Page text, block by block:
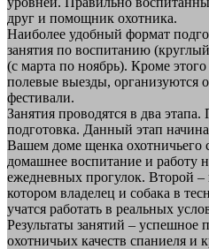
друг и помощник охотника.
Наиболее удобный формат
занятия по воспитанию
(с марта по ноябрь). Кроме
полевые выезды, организуются
фестивали.
Занятия проводятся в два
подготовка. Данный этап
Вашем доме щенка охотничьего
домашнее воспитание и работу
ежедневных прогулок. Второй –
котором владелец и собака в
учатся работать в реальных
Результаты занятий –
охотничьих качеств спаниеля и